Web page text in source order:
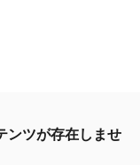
ンツが存在しませ